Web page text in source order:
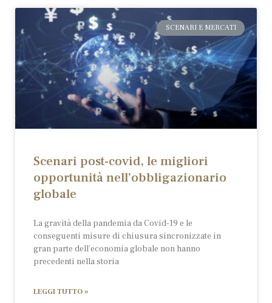
SCENARI E MERCATI
Scenari post-covid, le migliori
opportunità nell’obbligazionario
globale
La gravità della pandemia da Covid-19 e le
conseguenti misure di chiusura sincronizzate in
gran parte dell’economia globale non hanno
precedenti nella storia
LEGGI TUTTO »